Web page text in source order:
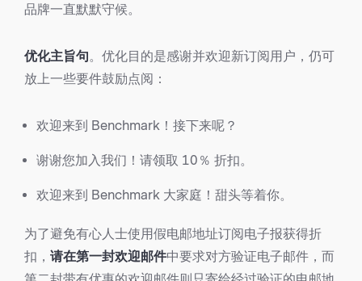
品牌一直默默守候。
优化主旨句。优化目的是感谢并欢迎新订阅用户，仍可
放上一些要件鼓励点阅：
欢迎来到 Benchmark！接下来呢？
谢谢您加入我们！请领取 10％ 折扣。
欢迎来到 Benchmark 大家庭！甜头等着你。
为了避免有心人士使用假电邮地址订阅电子报获得折
扣， 请在第一封欢迎邮件中要求对方验证电子邮件，而